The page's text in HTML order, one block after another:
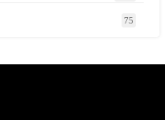
75